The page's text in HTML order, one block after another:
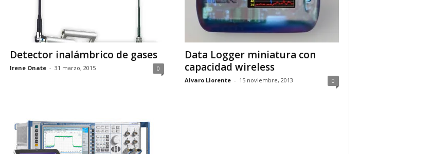
Detector inalámbrico de gases
Irene Onate - 31 marzo, 2015 0
Data Logger miniatura con
capacidad wireless
Alvaro Llorente - 15 noviembre, 2013 0